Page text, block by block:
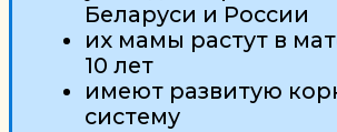
С этой точки зрения ценность,
стоимость сада может оказаться
гораздо выше, например, в
Подмосковье, Екатеринбургской,
Ленинградской, Тюменской областях
чем в южных регионах, удаленных от
центров проживания и потребления.